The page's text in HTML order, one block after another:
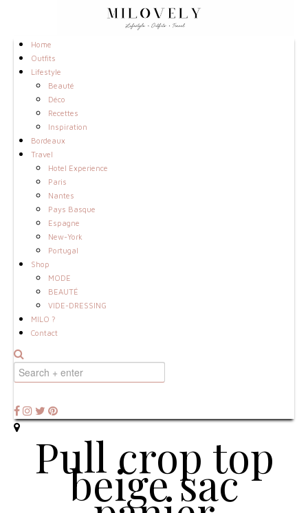
Home
Outfits
Lifestyle
Beauté
Déco
Recettes
Inspiration
Bordeaux
Travel
Hotel Experience
Paris
Nantes
Pays Basque
Espagne
New-York
Portugal
Shop
MODE
BEAUTÉ
VIDE-DRESSING
MILO ?
Contact
Pull crop top
beige sac